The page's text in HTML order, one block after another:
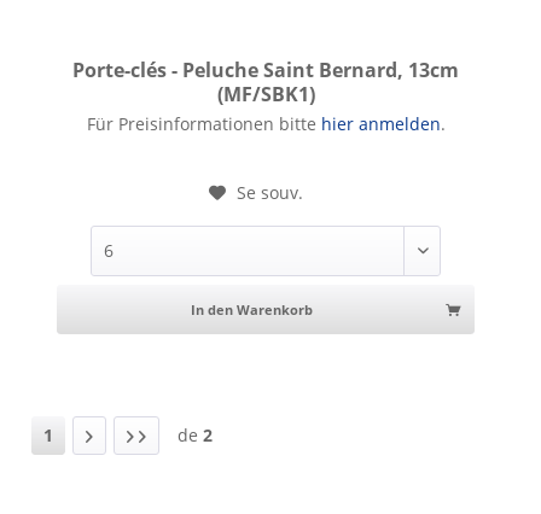
Porte-clés - Peluche Saint Bernard, 13cm
(MF/SBK1)
Porte-clés - Peluche Saint Bernard, 13cm
Für Preisinformationen bitte hier anmelden.
Se souv.
In den Warenkorb
1 de 2